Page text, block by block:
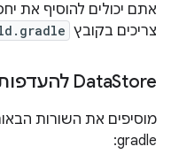
אתם יכולים להוסיף את
צריכים בקובץ
‫DataStore להעדפות
מוסיפים את השורות
gradle: